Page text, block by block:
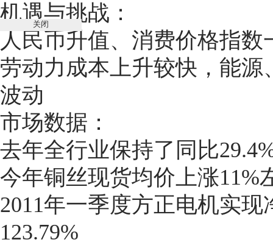
机遇与挑战：
人民币升值、消费价格指数
劳动力成本上升较快，能
波动
市场数据：
去年全行业保持了同比
今年铜丝现货均价上涨11%
2011年一季度方正电机实
123.79%
关闭